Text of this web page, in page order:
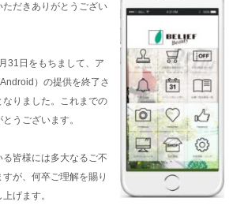
ただきありがとうござい
31日をもちまして、ア
）の提供を終了さ
りました。これまでの
うございます。
皆様には多大なるご不
が、何卒ご理解を賜り
げます。